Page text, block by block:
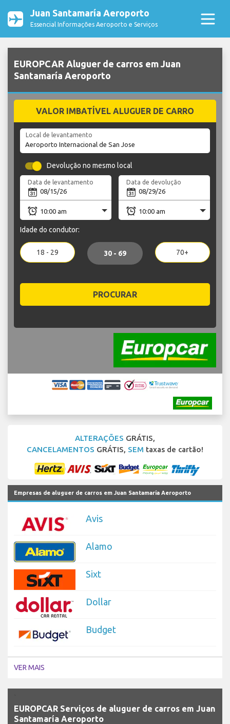
Juan Santamaría Aeroporto
Essencial Informações Aeroporto e Serviços
EUROPCAR Aluguer de carros em Juan
Santamaría Aeroporto
VALOR IMBATÍVEL ALUGUER DE CARRO
Local de levantamento
Devolução no mesmo local
Data de levantamento Data de devolução
Idade do condutor:
18 - 29 30 - 69 70+
PROCURAR
ALTERAÇÕES GRÁTIS,
CANCELAMENTOS GRÁTIS, SEM taxas de cartão!
Empresas de aluguer de carros em Juan Santamaría Aeroporto
Avis
Alamo
Sixt
Dollar
Budget
VER MAIS
EUROPCAR Serviços de aluguer de carros em Juan
Santamaría Aeroporto